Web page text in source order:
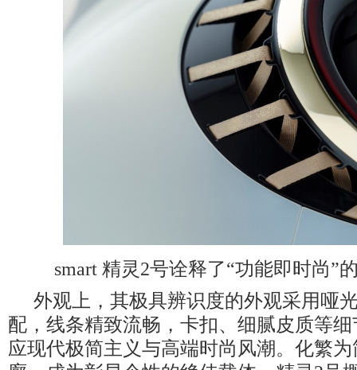
smart 精灵2号诠释了“功能即时尚”
外观上，其极具辨识度的外观采用哑
配，线条精致流畅，卡扣、细腻皮质等
应现代极简主义与高端时尚风潮。化繁